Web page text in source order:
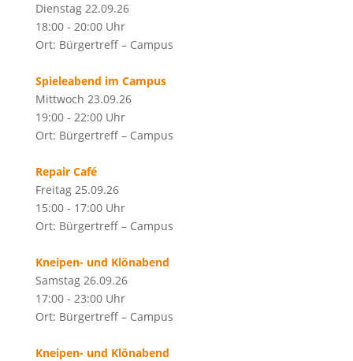
Dienstag 22.09.26
18:00 - 20:00 Uhr
Ort: Bürgertreff – Campus
Spieleabend im Campus
Mittwoch 23.09.26
19:00 - 22:00 Uhr
Ort: Bürgertreff – Campus
Repair Café
Freitag 25.09.26
15:00 - 17:00 Uhr
Ort: Bürgertreff – Campus
Kneipen- und Klönabend
Samstag 26.09.26
17:00 - 23:00 Uhr
Ort: Bürgertreff – Campus
Kneipen- und Klönabend